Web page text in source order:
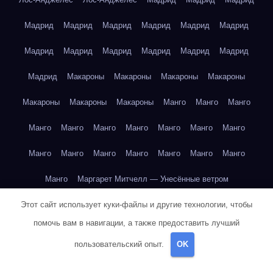
Мадрид Мадрид Мадрид Мадрид Мадрид Мадрид
Мадрид Мадрид Мадрид Мадрид Мадрид Мадрид
Мадрид Макароны Макароны Макароны Макароны
Макароны Макароны Макароны Манго Манго Манго
Манго Манго Манго Манго Манго Манго Манго
Манго Манго Манго Манго Манго Манго Манго
Манго Маргарет Митчелл — Унесённые ветром
Марк Твен — Приключения Тома Сойера
Марк Твен — Приключения Тома Сойера
Марк Твен — Приключения Тома Сойера
Этот сайт использует куки-файлы и другие технологии, чтобы
помочь вам в навигации, а также предоставить лучший
пользовательский опыт. OK